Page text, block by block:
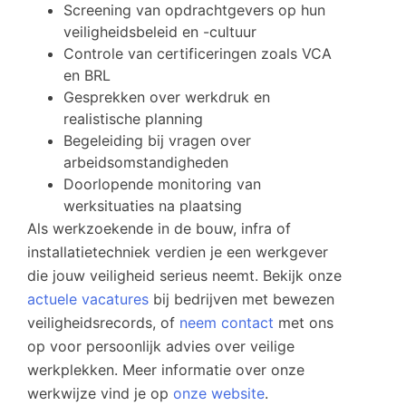
Screening van opdrachtgevers op hun
veiligheidsbeleid en -cultuur
Controle van certificeringen zoals VCA
en BRL
Gesprekken over werkdruk en
realistische planning
Begeleiding bij vragen over
arbeidsomstandigheden
Doorlopende monitoring van
werksituaties na plaatsing
Als werkzoekende in de bouw, infra of
installatietechniek verdien je een werkgever
die jouw veiligheid serieus neemt. Bekijk onze
actuele vacatures bij bedrijven met bewezen
veiligheidsrecords, of neem contact met ons
op voor persoonlijk advies over veilige
werkplekken. Meer informatie over onze
werkwijze vind je op onze website.